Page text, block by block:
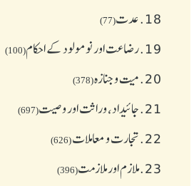
18. عدت(77)
19. رضاعت اور نومولود کے احکام(100)
20. میت و جنازہ(378)
21. جائیداد، وراثت اور وصیت(697)
22. تجارت و معاملات(626)
23. ملازم اور ملازمت(396)